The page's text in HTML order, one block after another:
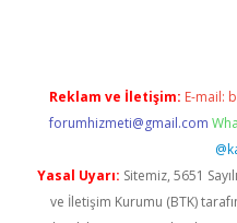
Reklam ve İletişim: E-mail:
forumhizmeti@gmail.com
Yasal Uyarı: Sitemiz, 5651
ve İletişim Kurumu (BTK)